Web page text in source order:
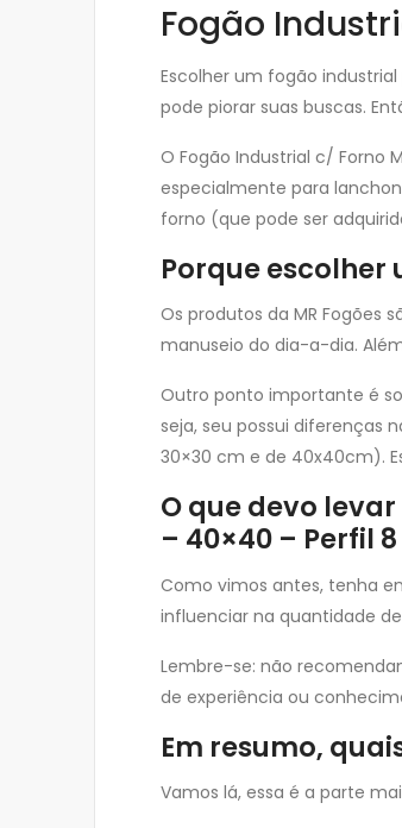
Fogão
Escolher um fogão
pode piorar suas buscas.
O Fogão Industrial c/ Forno
especialmente para
forno (que pode ser
Porque escolher
Os produtos da MR Fogões
manuseio do dia-a-dia.
Outro ponto importante é
seja, seu possui diferenças
30×30 cm e de 40x40cm).
O que devo
– 40×40 – Perfil 8
Como vimos antes, tenha
influenciar na quantidade
Lembre-se: não
de experiência ou
Em resumo,
Vamos lá, essa é a parte